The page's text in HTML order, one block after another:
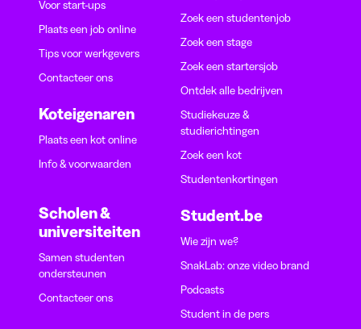
Voor start-ups
Plaats een job online
Tips voor werkgevers
Contacteer ons
Koteigenaren
Plaats een kot online
Info & voorwaarden
Scholen &
universiteiten
Samen studenten
ondersteunen
Contacteer ons
Zoek een studentenjob
Zoek een stage
Zoek een startersjob
Ontdek alle bedrijven
Studiekeuze &
studierichtingen
Zoek een kot
Studentenkortingen
Student.be
Wie zijn we?
SnakLab: onze video brand
Podcasts
Student in de pers